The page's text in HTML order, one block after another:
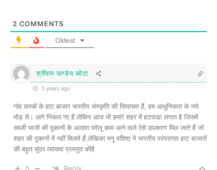
2 COMMENTS
Oldest
श्रीराम पाण्डेय कोटा
3 years ago
गांव कस्बों के हाट बाजार भारतीय संस्कृति की सियासत हैं, हम आधुनिकता के नये
मोड़ से। आगे निकल गए हैं लेकिन आज भी हमारे शहर में हटवाडा लगता है जिसमें
सब्जी भाजी की दुकानों के अलावा घरेलू काम आने वाले ऐसे उपकरण मिल जाते हैं जो
शहर की दुकानों में नहीं मिलते हैं.लेखिका मनु वशिष्ठ ने भारतीय परंपरागत हाट बाजारों
की बहुत सुंदर व्याख्या प्रस्तुत कीहै
0 Reply